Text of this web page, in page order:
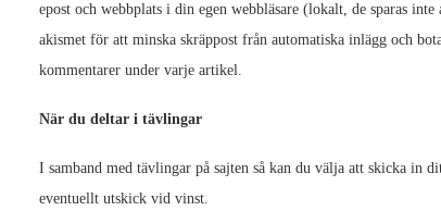
epost och webbplats i din egen webbläsare (lokalt, de sparas
akismet för att minska skräppost från automatiska inlägg och
kommentarer under varje artikel.
När du deltar i tävlingar
I samband med tävlingar på sajten så kan du välja att skicka in
eventuellt utskick vid vinst.